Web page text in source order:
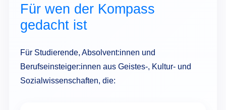
Für wen der Kompass
gedacht ist
Für Studierende, Absolvent:innen und
Berufseinsteiger:innen aus Geistes-, Kultur- und
Sozialwissenschaften, die: